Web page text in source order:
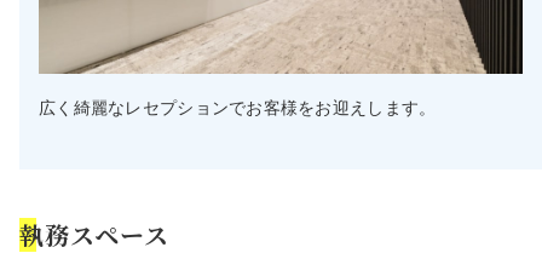
広く綺麗なレセプションでお客様をお迎えします。
執務スペース